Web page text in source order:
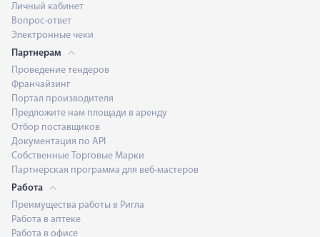
Личный кабинет
Вопрос-ответ
Электронные чеки
Партнерам
Проведение тендеров
Франчайзинг
Портал производителя
Предложите нам площади в аренду
Отбор поставщиков
Документация по API
Собственные Торговые Марки
Партнерская программа для веб-мастеров
Работа
Преимущества работы в Ригла
Работа в аптеке
Работа в офисе